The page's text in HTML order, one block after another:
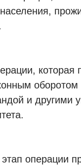
которая
оборотом
и другими
операции